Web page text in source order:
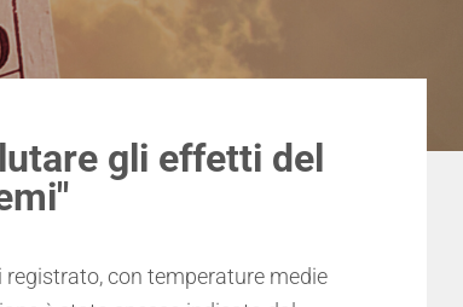
gli effetti del
registrato, con temperature medie